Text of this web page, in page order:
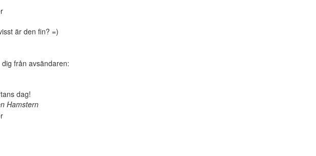
är den fin? =)
från avsändaren:
dag!
Hamstern